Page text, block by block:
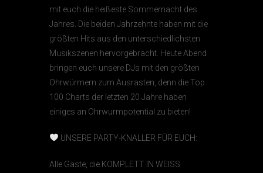
mit euch die heißeste Sommernacht des
Jahres. Die beiden Jahrzehnte haben mit die
größten Hits aus den unterschiedlichsten
Musikszenen hervorgebracht. Heute Abend
bringen euch unsere DJs mit den größten
Ohrwürmern zum Ausrasten, denn die Top
100 Charts der letzten 20 Jahre haben
einiges an Ohrwurmpotential zu bieten!
UNSERE PARTY-KNALLER FÜR EUCH:
Alle Gäste, die KOMPLETT IN WEISS